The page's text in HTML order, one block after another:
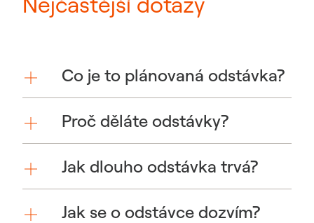
Co je to plánovaná odstávka?
Proč děláte odstávky?
Jak dlouho odstávka trvá?
Jak se o odstávce dozvím?